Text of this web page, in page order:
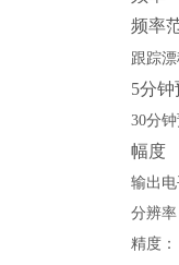
频率
跟踪
5分钟
30分
幅度
输出
分辨
精度：